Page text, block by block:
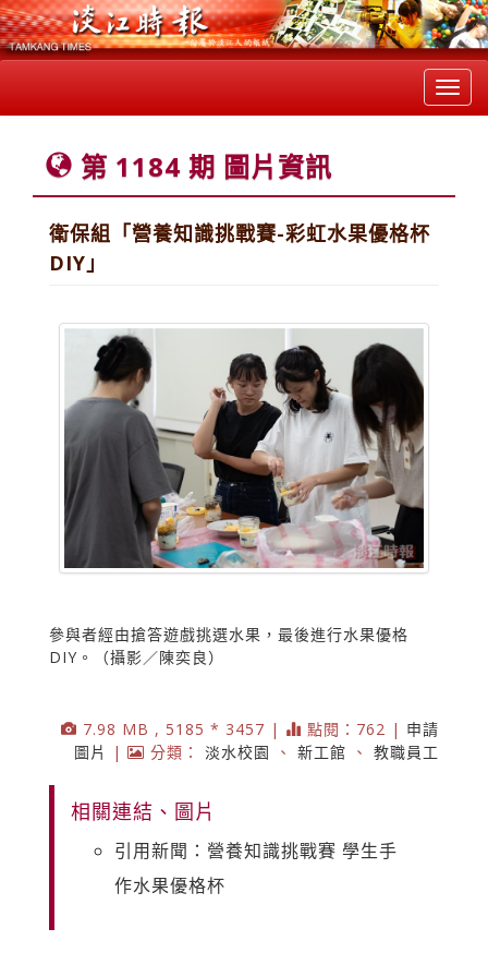
第 1184 期 圖片資訊
衛保組「營養知識挑戰賽-彩虹水果優格杯
DIY」
參與者經由搶答遊戲挑選水果，最後進行水果優格
DIY。（攝影／陳奕良）
7.98 MB , 5185 * 3457 | 點閱：762 | 申請
圖片
| 分類： 淡水校園 、 新工館 、 教職員工
相關連結、圖片
引用新聞：營養知識挑戰賽 學生手
作水果優格杯